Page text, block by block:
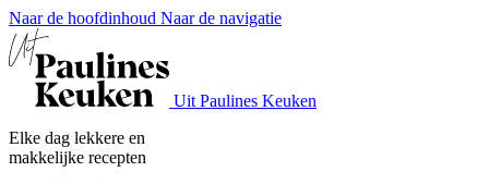
Naar de hoofdinhoud Naar de navigatie
Uit Paulines Keuken
Elke dag lekkere en
makkelijke recepten